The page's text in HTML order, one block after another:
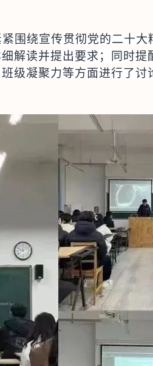
围绕宣传贯彻党的二十
解读并提出要求；同时
级凝聚力等方面进行了讨